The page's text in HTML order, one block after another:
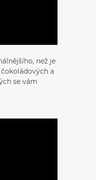
než je
a
se vám